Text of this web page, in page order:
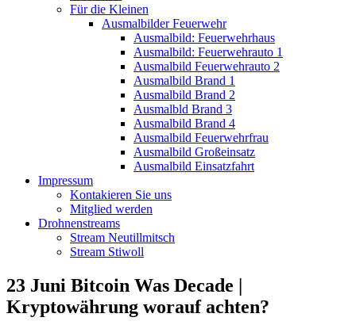
Für die Kleinen
Ausmalbilder Feuerwehr
Ausmalbild: Feuerwehrhaus
Ausmalbild: Feuerwehrauto 1
Ausmalbild Feuerwehrauto 2
Ausmalbild Brand 1
Ausmalbild Brand 2
Ausmalbld Brand 3
Ausmalbild Brand 4
Ausmalbild Feuerwehrfrau
Ausmalbild Großeinsatz
Ausmalbild Einsatzfahrt
Impressum
Kontakieren Sie uns
Mitglied werden
Drohnenstreams
Stream Neutillmitsch
Stream Stiwoll
23 Juni Bitcoin Was Decade |
Kryptowährung worauf achten?